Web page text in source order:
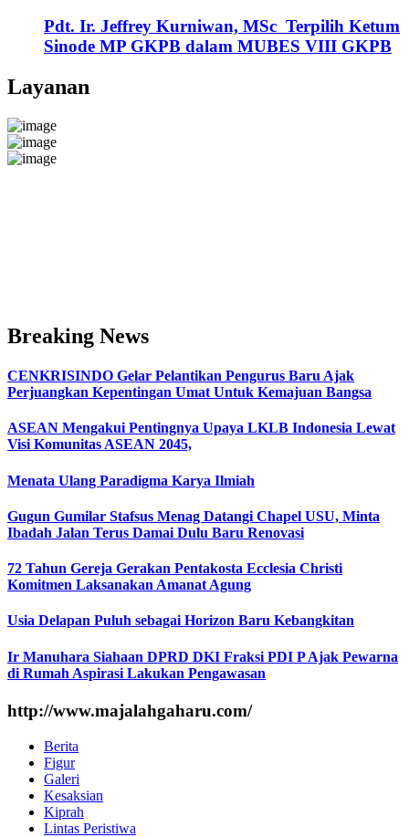
Pdt. Ir. Jeffrey Kurniwan, MSc Terpilih Ketum
Sinode MP GKPB dalam MUBES VIII GKPB
Layanan
Breaking News
CENKRISINDO Gelar Pelantikan Pengurus Baru Ajak
Perjuangkan Kepentingan Umat Untuk Kemajuan Bangsa
ASEAN Mengakui Pentingnya Upaya LKLB Indonesia Lewat
Visi Komunitas ASEAN 2045,
Menata Ulang Paradigma Karya Ilmiah
Gugun Gumilar Stafsus Menag Datangi Chapel USU, Minta
Ibadah Jalan Terus Damai Dulu Baru Renovasi
72 Tahun Gereja Gerakan Pentakosta Ecclesia Christi
Komitmen Laksanakan Amanat Agung
Usia Delapan Puluh sebagai Horizon Baru Kebangkitan
Ir Manuhara Siahaan DPRD DKI Fraksi PDI P Ajak Pewarna
di Rumah Aspirasi Lakukan Pengawasan
http://www.majalahgaharu.com/
Berita
Figur
Galeri
Kesaksian
Kiprah
Lintas Peristiwa